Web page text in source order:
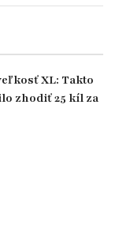
zhodiť 25 kíl za